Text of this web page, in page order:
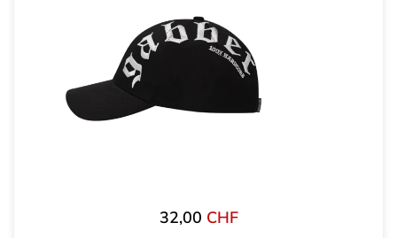
32,00 CHF